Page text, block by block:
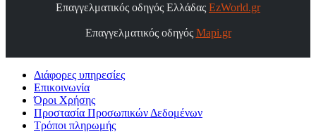
Επαγγελματικός οδηγός Ελλάδας EzWorld.gr
Επαγγελματικός οδηγός Mapi.gr
Διάφορες υπηρεσίες
Επικοινωνία
Όροι Χρήσης
Προστασία Προσωπικών Δεδομένων
Τρόποι πληρωμής